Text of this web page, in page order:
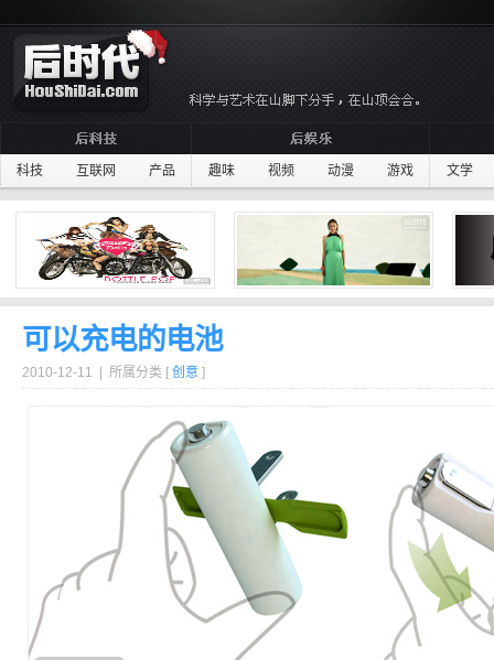
科技 互联网 产品 趣味 视频 动漫 游戏 文学
可以充电的电池
2010-12-11 | 所属分类 [ 创意 ]